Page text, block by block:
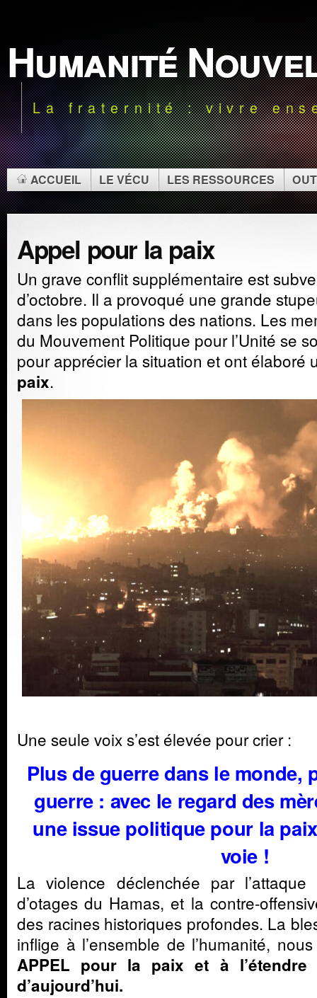
Humanité
La fraternité : vivre
ACCUEIL LE VÉCU LES RESSOURCES
Appel pour la paix
Un grave conflit supplémentaire est
d’octobre. Il a provoqué une grande
dans les populations des nations. Les
du Mouvement Politique pour l’Unité se
pour apprécier la situation et ont élaboré
paix.
Une seule voix s’est élevée pour crier :
Plus de guerre dans le monde,
guerre : avec le regard des
une issue politique pour la
voie !
La violence déclenchée par
d’otages du Hamas, et la contre-
des racines historiques profondes. La
inflige à l’ensemble de l’humanité,
APPEL pour la paix et à
d’aujourd’hui.